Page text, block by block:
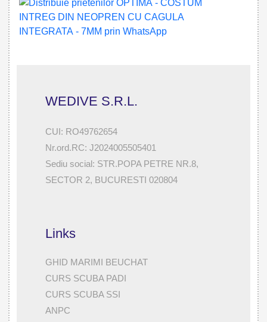
WEDIVE S.R.L.
CUI: RO49762654
Nr.ord.RC: J2024005505401
Sediu social: STR.POPA PETRE NR.8,
SECTOR 2, BUCURESTI 020804
Links
GHID MARIMI BEUCHAT
CURS SCUBA PADI
CURS SCUBA SSI
ANPC